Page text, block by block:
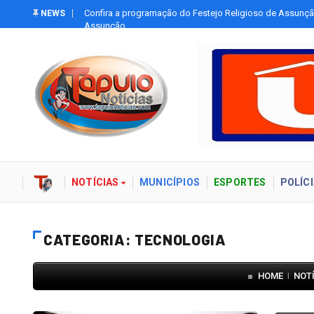
NEWS
Confira a programação do Festejo Religioso de
Assunção
NOTÍCIAS MUNICÍPIOS ESPORTES
CATEGORIA: TECNOLOGIA
HOME|